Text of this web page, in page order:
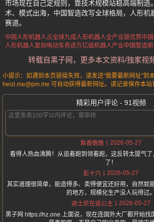
市场现在自己定规则，靠技术规模站稳高端制造
术、模式出海，中国智造改写全球格局，人形机
赛道。
中国人形机器人占全球九成人形机器人全产业链优势中
人形机器人复刻电动车奇迹万亿级机器人产业中国智造
转载自黑子网，更多本文资料/独家视
小提示：如遇到本页链接失效，请发送“我要最新网址”到
heizi.me@pm.me 可自动获得最新网址。请记录保存本站
精彩用户评论 - 91视频
鱼香晚晚
2026-05-27
看得人热血沸腾！从追着跑到领着跑，这反转太提气
了！
彭十六
2026-05-27
其实道理很简单，能造得多、卖得便宜还好用，自然就
的地方，规模化生产没人玩得过。
迪士尼在逃公主
2026-05-27
黑子网 https://hz.one 上面说，现在连国外大厂都开始找